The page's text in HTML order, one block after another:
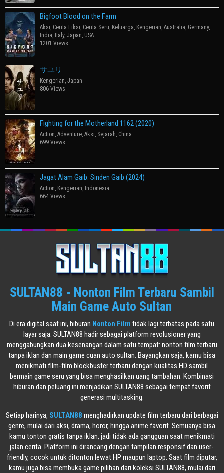
Bigfoot Blood on the Farm
Aksi, Cerita Fiksi, Cerita Seru, Keluarga, Kengerian, Australia, Germany,
India, Italy, Japan, USA
1201 Views
サユリ
Kengerian, Japan
806 Views
Fighting for the Motherland 1162 (2020)
Action, Adventure, Aksi, Sejarah, China
699 Views
Jagat Alam Gaib: Sinden Gaib (2024)
Action, Kengerian, Indonesia
664 Views
SULTAN88 - Nonton Film Terbaru Sambil
Main Game Auto Sultan
Di era digital saat ini, hiburan Nonton Film tidak lagi terbatas pada satu
layar saja. SULTAN88 hadir sebagai platform revolusioner yang
menggabungkan dua kesenangan dalam satu tempat: nonton film terbaru
tanpa iklan dan main game cuan auto sultan. Bayangkan saja, kamu bisa
menikmati film-film blockbuster terbaru dengan kualitas HD sambil
bermain game seru yang bisa menghasilkan uang tambahan. Kombinasi
hiburan dan peluang ini menjadikan SULTAN88 sebagai tempat favorit
generasi multitasking.
Setiap harinya, SULTAN88 menghadirkan update film terbaru dari berbagai
genre, mulai dari aksi, drama, horor, hingga anime favorit. Semuanya bisa
kamu tonton gratis tanpa iklan, jadi tidak ada gangguan saat menikmati
jalan cerita. Platform ini dirancang dengan tampilan responsif dan user-
friendly, cocok untuk ditonton lewat HP maupun laptop. Saat film diputar,
kamu juga bisa membuka game pilihan dari koleksi SULTAN88, mulai dari